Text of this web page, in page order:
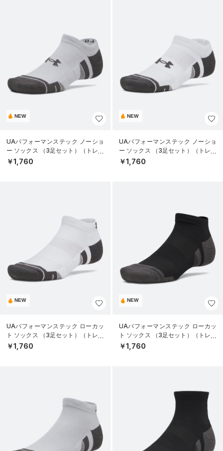
NEW
UAパフォーマンステック ノーショ
ー ソックス （3足セット）（トレー
ニング/UNISEX）
￥1,760
NEW
UAパフォーマンステック ノーショ
ー ソックス （3足セット）（トレー
ニング/UNISEX）
￥1,760
NEW
UAパフォーマンステック ローカッ
ト ソックス （3足セット）（トレー
ニング/UNISEX）
￥1,760
NEW
UAパフォーマンステック ローカッ
ト ソックス （3足セット）（トレー
ニング/UNISEX）
￥1,760